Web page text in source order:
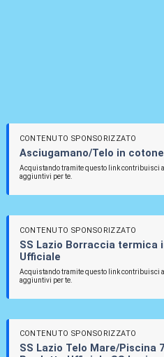
CONTENUTO SPONSORIZZATO
Asciugamano/Telo in cotone
Acquistando tramite questo link contribuisci
aggiuntivi per te.
CONTENUTO SPONSORIZZATO
SS Lazio Borraccia termica
Ufficiale
Acquistando tramite questo link contribuisci
aggiuntivi per te.
CONTENUTO SPONSORIZZATO
SS Lazio Telo Mare/Piscina